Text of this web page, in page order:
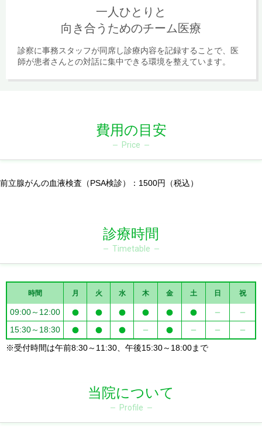
一人ひとりと
向き合うためのチーム医療
診察に事務スタッフが同席し診療内容を記録することで、医
師が患者さんとの対話に集中できる環境を整えています。
費用の目安
Price
前立腺がんの血液検査（PSA検診）：1500円（税込）
診療時間
Timetable
時間 月 火 水 木 金 土 日 祝
09:00～12:00
15:30～18:30
※受付時間は午前8:30～11:30、午後15:30～18:00まで
当院について
Profile